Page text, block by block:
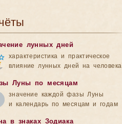
лунных дней
характеристика и практическое
влияние лунных дней на человека
Луны по месяцам
значение каждой фазы Луны
и календарь по месяцам и годам
в знаках Зодиака